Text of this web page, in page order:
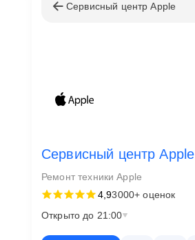
Сервисный центр Apple
Сервисный центр Apple
Ремонт техники Apple
4,93000+ оценок
Открыто до 21:00